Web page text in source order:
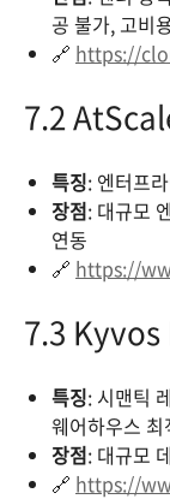
공 불가, 고비
🔗 https://
7.2
특징: 엔터프
장점: 대규모
연동
🔗 https://
7.3
특징: 시맨틱
웨어하우스 최
장점: 대규모
🔗 https://